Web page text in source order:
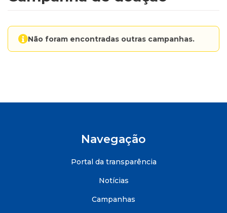
Não foram encontradas outras campanhas.
Navegação
Portal da transparência
Notícias
Campanhas